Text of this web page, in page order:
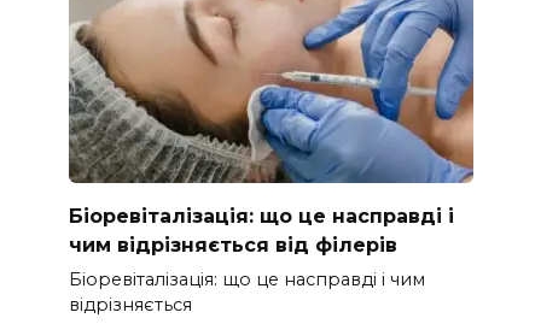
Біоревіталізація: що це насправді і
чим відрізняється від філерів
Біоревіталізація: що це насправді і чим
відрізняється